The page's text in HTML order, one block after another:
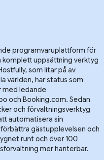
programvaruplattform för
uppsättning verktyg
som litar på av
världen, har status som
med ledande
och Booking.com. Sedan
och förvaltningsverktyg
automatisera sin
gästupplevelsen och
runt och över 100
mer hanterbar.